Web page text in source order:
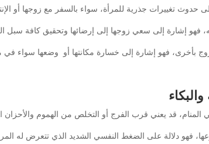
حدوث تغييرات جذرية للمرأة، سواء بالسفر مع زوجها أو
إشارة إلى سعي زوجها إلى إرضائها وتحقيق كافة سبل
بأخرى، فهو إشارة إلى خسارة مكانتها أو وضعها سواء في
المنام، قد يعني قرب الفرج أو التخلص من الهموم والأحزان
فهو دلالة على الضغط النفسي الشديد الذي تتعرض له